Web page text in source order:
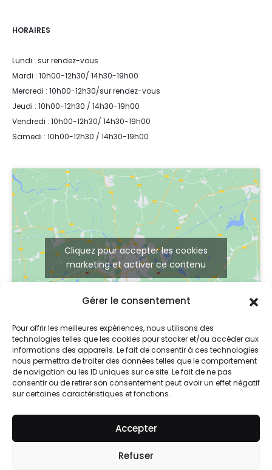
Gérer le consentement
Pour offrir les meilleures expériences, nous utilisons des
technologies telles que les cookies pour stocker et/ou accéder aux
informations des appareils. Le fait de consentir à ces technologies
nous permettra de traiter des données telles que le comportement
de navigation ou les ID uniques sur ce site. Le fait de ne pas
consentir ou de retirer son consentement peut avoir un effet négatif
sur certaines caractéristiques et fonctions.
Accepter
Refuser
HORAIRES
Lundi : sur rendez-vous
Mardi : 10h00-12h30/ 14h30-19h00
Mercredi : 10h00-12h30/sur rendez-vous
Jeudi : 10h00-12h30 / 14h30-19h00
Vendredi : 10h00-12h30/ 14h30-19h00
Samedi : 10h00-12h30 / 14h30-19h00
Cliquez pour accepter les cookies
marketing et activer ce contenu
Mentions légales